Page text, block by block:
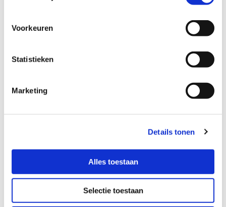
Voorkeuren
Statistieken
Marketing
Details tonen
Alles toestaan
Selectie toestaan